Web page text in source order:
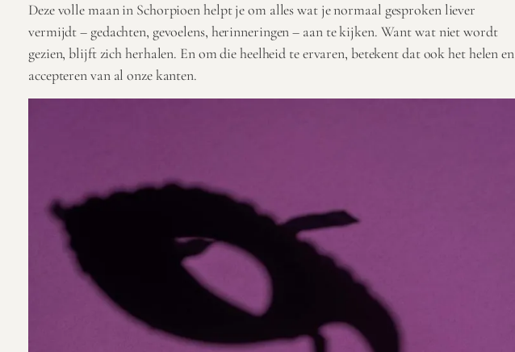
Deze volle maan in Schorpioen helpt je om alles wat je normaal gesproken liever
vermijdt – gedachten, gevoelens, herinneringen – aan te kijken. Want wat niet wordt
gezien, blijft zich herhalen. En om die heelheid te ervaren, betekent dat ook het helen en
accepteren van al onze kanten.